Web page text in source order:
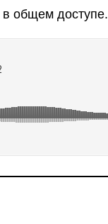
общем доступе.